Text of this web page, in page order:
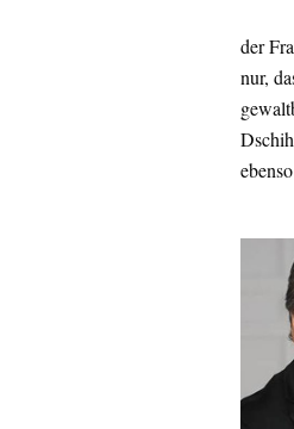
der
nur,